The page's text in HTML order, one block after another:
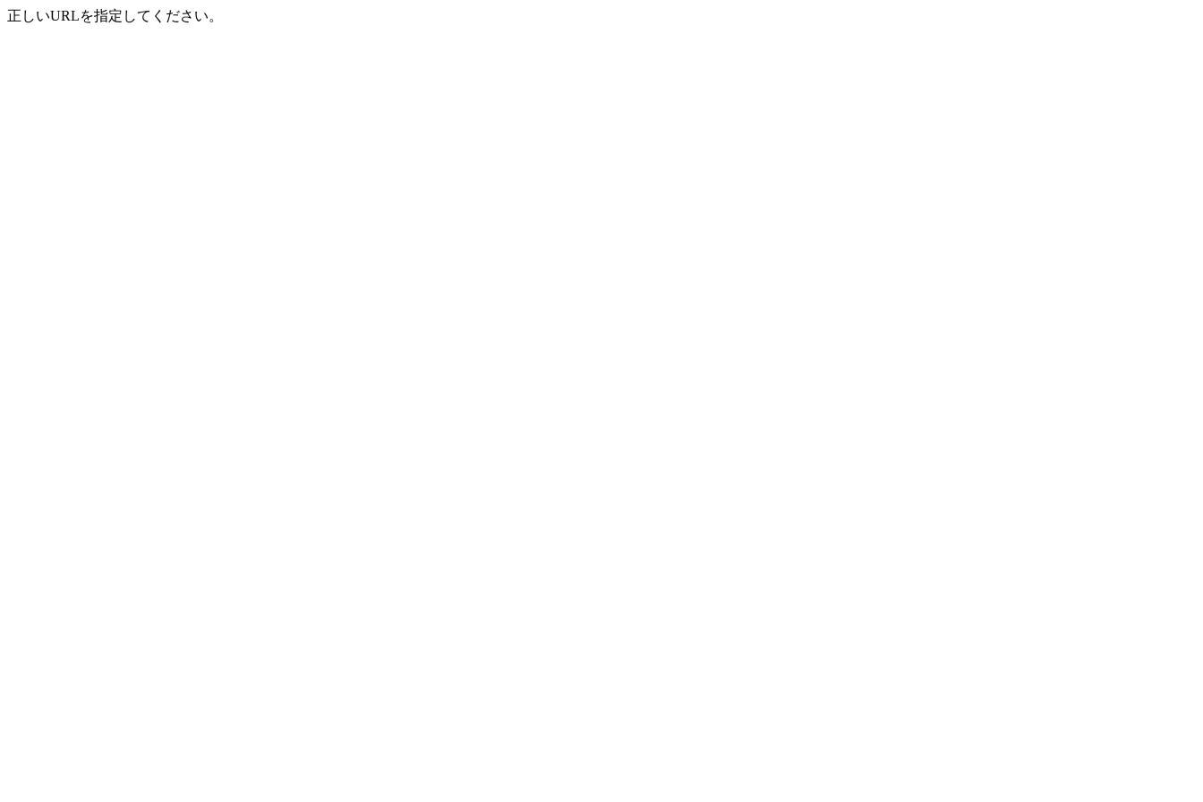
正しいURLを指定してください。